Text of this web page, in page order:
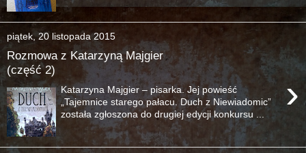
piątek, 20 listopada 2015
Rozmowa z Katarzyną Majgier
(część 2)
›
Katarzyna Majgier – pisarka. Jej powieść
„Tajemnice starego pałacu. Duch z Niewiadomic”
została zgłoszona do drugiej edycji konkursu ...